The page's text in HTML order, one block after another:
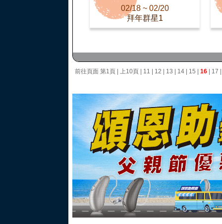
02/18 ~ 02/20
拜年群星1
前往頁面 第1頁 上10頁 11 12 13 14 15 16 17